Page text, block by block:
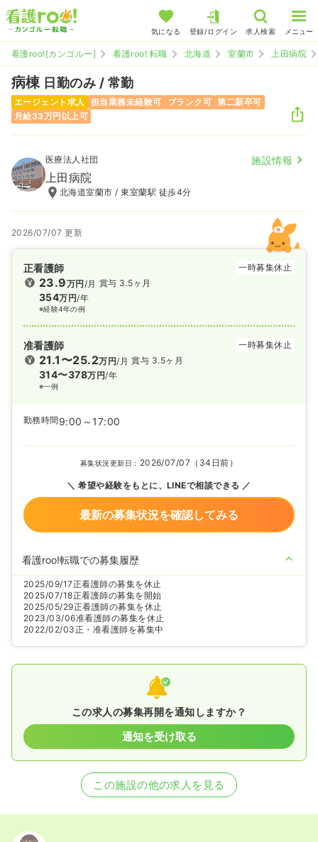
気になる 登録/ログイン 求人検索 メニュー
看護roo![カンゴルー] 看護roo! 転職 北海道 室蘭市 上田病院
病棟 日勤のみ / 常勤
エージェント求人 担当業務未経験可 ブランク可 第二新卒可
月給33万円以上可
医療法人社団 施設情報
上田病院
北海道室蘭市 / 東室蘭駅 徒歩4分
2026/07/07 更新
正看護師 一時募集休止
23.9万円/月
354万円/年
※経験4年の例
賞与 3.5ヶ月
准看護師 一時募集休止
21.1〜25.2万円/月
314〜378万円/年
※一例
賞与 3.5ヶ月
勤務時間 9:00～17:00
募集状況更新日： 2026/07/07（34日前）
希望や経験をもとに、LINEで相談できる
最新の募集状況を確認してみる
看護roo!転職での募集履歴
2025/09/17正看護師の募集を休止
2025/07/18正看護師の募集を開始
2025/05/29正看護師の募集を休止
2023/03/06准看護師の募集を休止
2022/02/03正・准看護師を募集中
この求人の募集再開を通知しますか？
通知を受け取る
この施設の他の求人を見る